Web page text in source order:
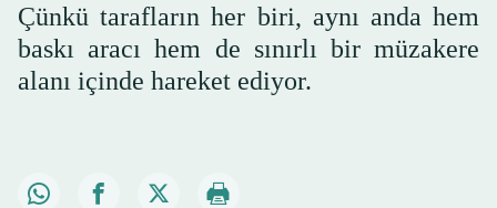
Çünkü tarafların her biri, aynı anda hem
baskı aracı hem de sınırlı bir müzakere
alanı içinde hareket ediyor.